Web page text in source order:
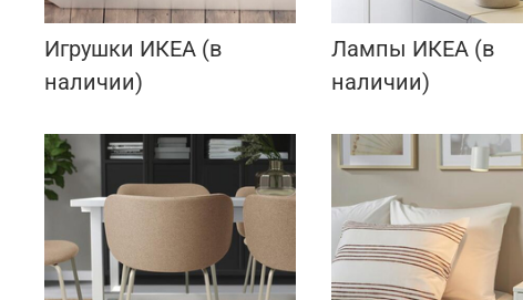
Игрушки ИКЕА (в
наличии)
Лампы ИКЕА (в
наличии)